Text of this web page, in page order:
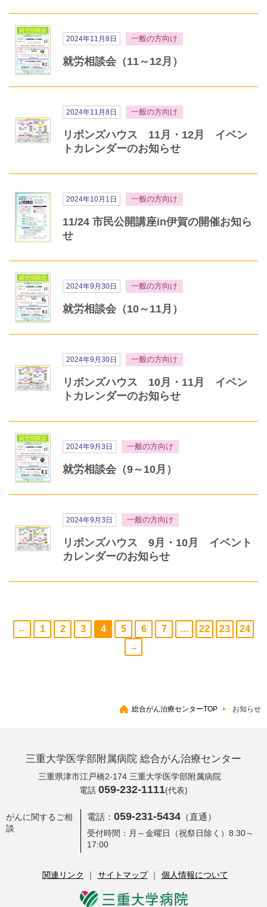
2024年11月8日 一般の方向け
就労相談会（11～12月）
2024年11月8日 一般の方向け
リボンズハウス 11月・12月 イベン
トカレンダーのお知らせ
2024年10月1日 一般の方向け
11/24 市民公開講座in伊賀の開催お知ら
せ
2024年9月30日 一般の方向け
就労相談会（10～11月）
2024年9月30日 一般の方向け
リボンズハウス 10月・11月 イベン
トカレンダーのお知らせ
2024年9月3日 一般の方向け
就労相談会（9～10月）
2024年9月3日 一般の方向け
リボンズハウス 9月・10月 イベント
カレンダーのお知らせ
← 1 2 3 4 5 6 7 … 22 23
24
→
総合がん治療センターTOP お知らせ
三重大学医学部附属病院 総合がん治療センター
三重県津市江戸橋2-174 三重大学医学部附属病院
電話 059-232-1111(代表)
がんに関するご相
談
電話： 059-231-5434 （直通）
受付時間：月～金曜日（祝祭日除く）8:30～
17:00
関連リンク サイトマップ 個人情報について